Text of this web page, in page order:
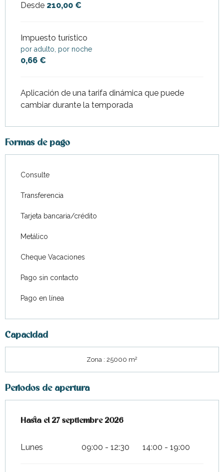
Desde 210,00 €
Impuesto turístico
por adulto, por noche
0,66 €
Aplicación de una tarifa dinámica que puede
cambiar durante la temporada
Formas de pago
Consulte
Transferencia
Tarjeta bancaria/crédito
Metálico
Cheque Vacaciones
Pago sin contacto
Pago en línea
Capacidad
Zona : 25000 m2
Periodos de apertura
Del4 abril 2026al27 septiembre 2026
Hasta el27 septiembre 2026
Lunes 09:00 - 12:30 14:00 - 19:00